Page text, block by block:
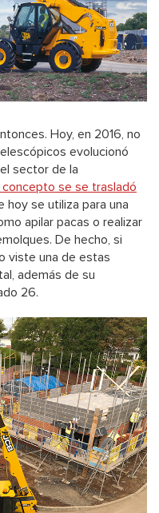
Hoy, en 2016, no
evolucionó
sector de la
concepto se se trasladó
hoy se utiliza para una
apilar pacas o realizar
De hecho, si
viste una de estas
además de su
26.